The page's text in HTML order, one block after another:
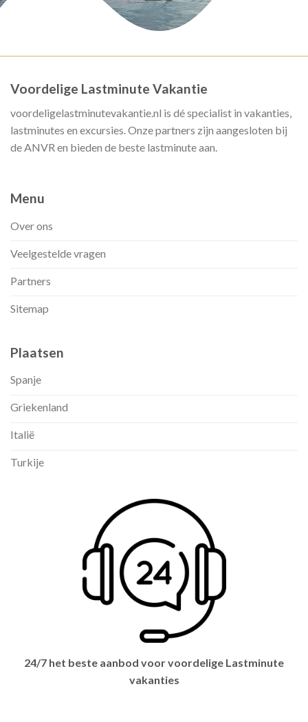
Voordelige Lastminute Vakantie
voordeligelastminutevakantie.nl is dé specialist in vakanties,
lastminutes en excursies. Onze partners zijn aangesloten bij
de ANVR en bieden de beste lastminute aan.
Menu
Over ons
Veelgestelde vragen
Partners
Sitemap
Plaatsen
Spanje
Griekenland
Italië
Turkije
24/7 het beste aanbod voor voordelige Lastminute
vakanties